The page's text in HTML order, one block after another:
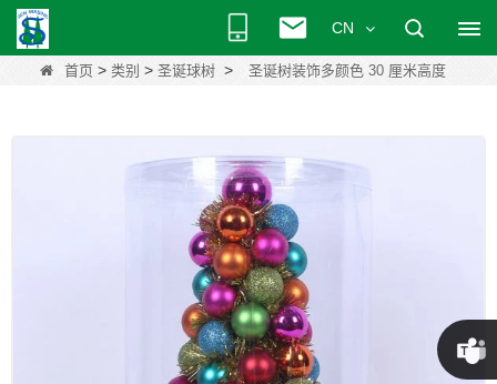
CN
首页 > 类别 > 圣诞球树 > 圣诞树装饰多颜色 30 厘米高度